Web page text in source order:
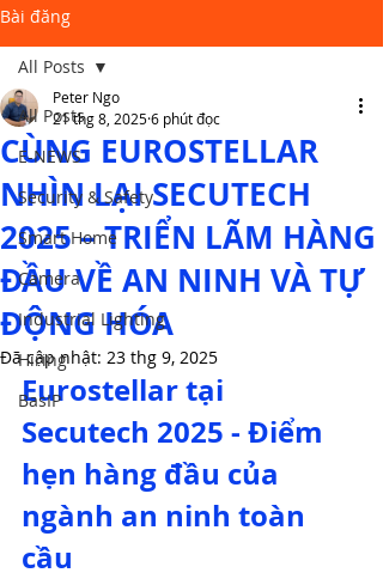
Bài đăng
All Posts
E-NEWS
Security & Safety
Smart Home
Camera
Industrial Lighting
Hiring
BasIP
All Posts
CÙNG EUROSTELLAR
NHÌN LẠI SECUTECH
2025 – TRIỂN LÃM HÀNG
ĐẦU VỀ AN NINH VÀ TỰ
ĐỘNG HÓA
Peter Ngo
21 thg 8, 20256 phút đọc
Đã cập nhật: 23 thg 9, 2025
Eurostellar tại
Secutech 2025 - Điểm
hẹn hàng đầu của
ngành an ninh toàn
cầu